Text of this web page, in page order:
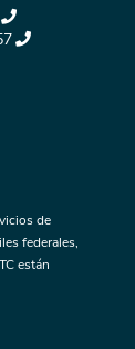
de
federales,
están